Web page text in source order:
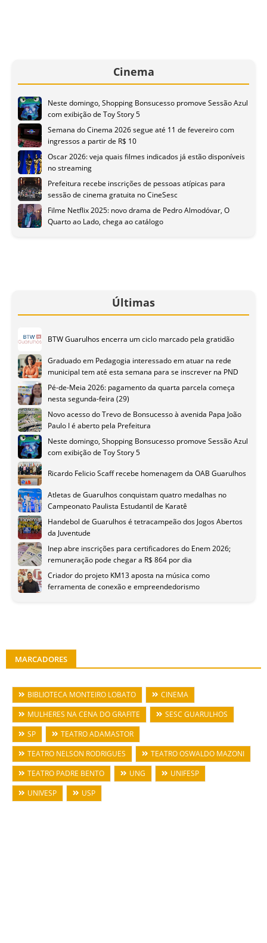
Cinema
Neste domingo, Shopping Bonsucesso promove Sessão Azul
com exibição de Toy Story 5
Semana do Cinema 2026 segue até 11 de fevereiro com
ingressos a partir de R$ 10
Oscar 2026: veja quais filmes indicados já estão disponíveis
no streaming
Prefeitura recebe inscrições de pessoas atípicas para
sessão de cinema gratuita no CineSesc
Filme Netflix 2025: novo drama de Pedro Almodóvar, O
Quarto ao Lado, chega ao catálogo
Últimas
BTW Guarulhos encerra um ciclo marcado pela gratidão
Graduado em Pedagogia interessado em atuar na rede
municipal tem até esta semana para se inscrever na PND
Pé-de-Meia 2026: pagamento da quarta parcela começa
nesta segunda-feira (29)
Novo acesso do Trevo de Bonsucesso à avenida Papa João
Paulo I é aberto pela Prefeitura
Neste domingo, Shopping Bonsucesso promove Sessão Azul
com exibição de Toy Story 5
Ricardo Felicio Scaff recebe homenagem da OAB Guarulhos
Atletas de Guarulhos conquistam quatro medalhas no
Campeonato Paulista Estudantil de Karatê
Handebol de Guarulhos é tetracampeão dos Jogos Abertos
da Juventude
Inep abre inscrições para certificadores do Enem 2026;
remuneração pode chegar a R$ 864 por dia
Criador do projeto KM13 aposta na música como
ferramenta de conexão e empreendedorismo
MARCADORES
BIBLIOTECA MONTEIRO LOBATO
CINEMA
MULHERES NA CENA DO GRAFITE
SESC GUARULHOS
SP
TEATRO ADAMASTOR
TEATRO NELSON RODRIGUES
TEATRO OSWALDO MAZONI
TEATRO PADRE BENTO
UNG
UNIFESP
UNIVESP
USP